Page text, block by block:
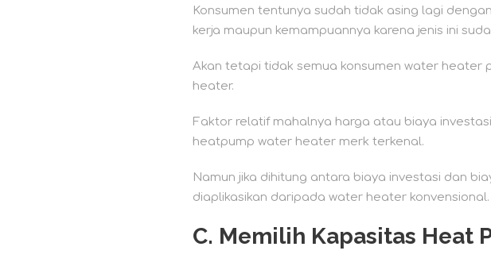
Konsumen tentunya sudah tidak asing lagi
kerja maupun kemampuannya karena jenis ini
Akan tetapi tidak semua konsumen water
heater.
Faktor relatif mahalnya harga atau biaya
heatpump water heater merk terkenal.
Namun jika dihitung antara biaya investasi dan
diaplikasikan daripada water heater konvensional.
C. Memilih Kapasitas Heat